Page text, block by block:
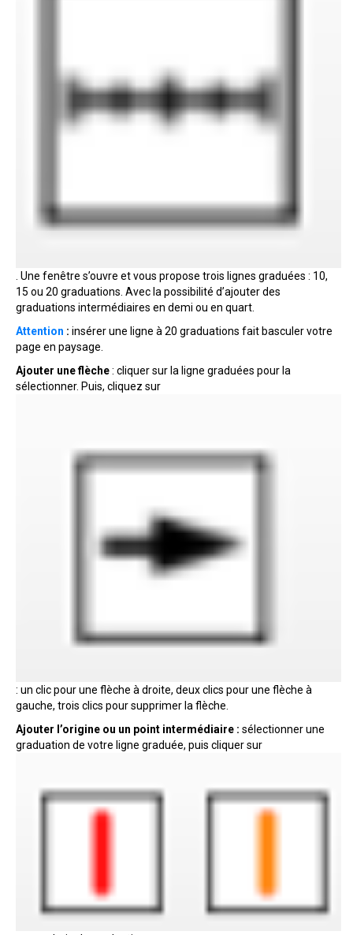
. Une fenêtre s’ouvre et vous propose trois lignes graduées : 10,
15 ou 20 graduations. Avec la possibilité d’ajouter des
graduations intermédiaires en demi ou en quart.
Attention : insérer une ligne à 20 graduations fait basculer votre
page en paysage.
Ajouter une flèche: cliquer sur la ligne graduées pour la
sélectionner. Puis, cliquez sur
: un clic pour une flèche à droite, deux clics pour une flèche à
gauche, trois clics pour supprimer la flèche.
Ajouter l’origine ou un point intermédiaire : sélectionner une
graduation de votre ligne graduée, puis cliquer sur